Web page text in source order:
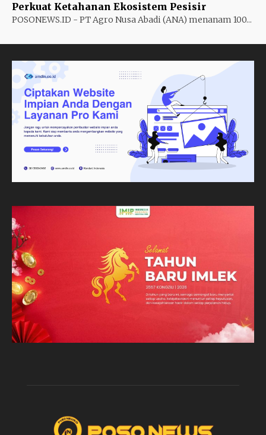
Perkuat Ketahanan Ekosistem Pesisir
POSONEWS.ID - PT Agro Nusa Abadi (ANA) menanam 100...